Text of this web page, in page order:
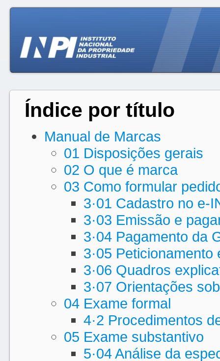
Índice por título
Manual de Marcas
01 Disposições gerais
02 O que é marca
03 Como formular
3·01 Cadastro no e-
3·03 Emissão e
3·04 Pagamento da
3·05
3·06 Quadros
3·07 Orientações
04 Exame formal
4·2 Procedimentos
05 Exame substantivo
5·04 Análise da